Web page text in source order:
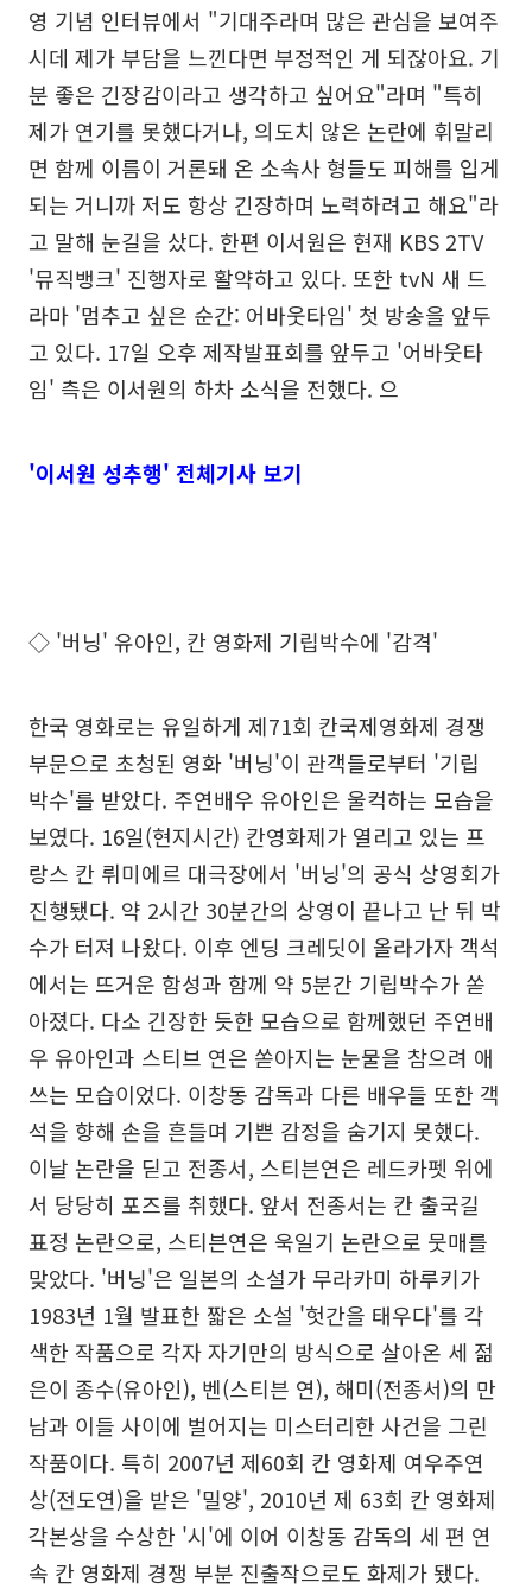
영 기념 인터뷰에서 "기대주라며 많은 관심을 보여주
시데 제가 부담을 느낀다면 부정적인 게 되잖아요. 기
분 좋은 긴장감이라고 생각하고 싶어요"라며 "특히
제가 연기를 못했다거나, 의도치 않은 논란에 휘말리
면 함께 이름이 거론돼 온 소속사 형들도 피해를 입게
되는 거니까 저도 항상 긴장하며 노력하려고 해요"라
고 말해 눈길을 샀다. 한편 이서원은 현재 KBS 2TV
'뮤직뱅크' 진행자로 활약하고 있다. 또한 tvN 새 드
라마 '멈추고 싶은 순간: 어바웃타임' 첫 방송을 앞두
고 있다. 17일 오후 제작발표회를 앞두고 '어바웃타
임' 측은 이서원의 하차 소식을 전했다. 으
'이서원 성추행' 전체기사 보기
◇ '버닝' 유아인, 칸 영화제 기립박수에 '감격'
한국 영화로는 유일하게 제71회 칸국제영화제 경쟁
부문으로 초청된 영화 '버닝'이 관객들로부터 '기립
박수'를 받았다. 주연배우 유아인은 울컥하는 모습을
보였다. 16일(현지시간) 칸영화제가 열리고 있는 프
랑스 칸 뤼미에르 대극장에서 '버닝'의 공식 상영회가
진행됐다. 약 2시간 30분간의 상영이 끝나고 난 뒤 박
수가 터져 나왔다. 이후 엔딩 크레딧이 올라가자 객석
에서는 뜨거운 함성과 함께 약 5분간 기립박수가 쏟
아졌다. 다소 긴장한 듯한 모습으로 함께했던 주연배
우 유아인과 스티브 연은 쏟아지는 눈물을 참으려 애
쓰는 모습이었다. 이창동 감독과 다른 배우들 또한 객
석을 향해 손을 흔들며 기쁜 감정을 숨기지 못했다.
이날 논란을 딛고 전종서, 스티븐연은 레드카펫 위에
서 당당히 포즈를 취했다. 앞서 전종서는 칸 출국길
표정 논란으로, 스티븐연은 욱일기 논란으로 뭇매를
맞았다. '버닝'은 일본의 소설가 무라카미 하루키가
1983년 1월 발표한 짧은 소설 '헛간을 태우다'를 각
색한 작품으로 각자 자기만의 방식으로 살아온 세 젊
은이 종수(유아인), 벤(스티븐 연), 해미(전종서)의 만
남과 이들 사이에 벌어지는 미스터리한 사건을 그린
작품이다. 특히 2007년 제60회 칸 영화제 여우주연
상(전도연)을 받은 '밀양', 2010년 제 63회 칸 영화제
각본상을 수상한 '시'에 이어 이창동 감독의 세 편 연
속 칸 영화제 경쟁 부분 진출작으로도 화제가 됐다.